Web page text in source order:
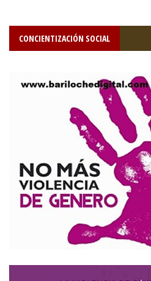
CONCIENTIZACIÓN SOCIAL